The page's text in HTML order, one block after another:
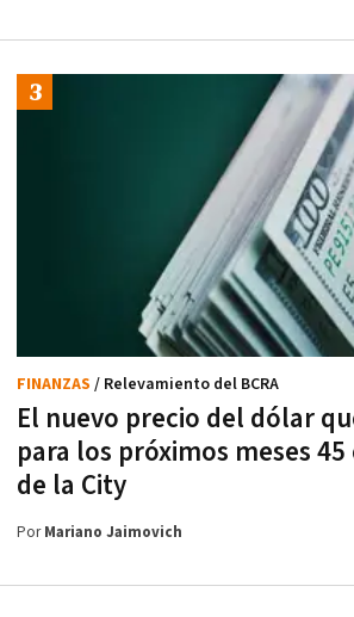
El nuevo precio del dólar
para los próximos meses
de la City
FINANZAS / Relevamiento del BCRA
PorMariano Jaimovich